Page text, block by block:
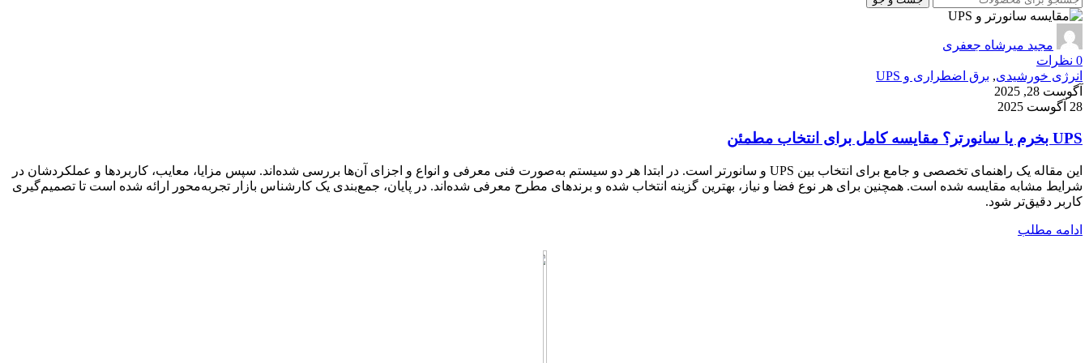
مجید میرشاه جعفری
0 نظرات
انرژی خورشیدی, برق اضطراری و UPS
آگوست 28, 2025
28 آگوست 2025
UPS بخرم یا سانورتر؟ مقایسه کامل برای انتخاب مطمئن
این مقاله یک راهنمای تخصصی و جامع برای انتخاب بین UPS و سانورتر است. در ابتدا هر دو سیستم به‌صورت فنی معرفی و انواع و اجزای آن‌ها بررسی شده‌اند. سپس مزایا، معایب، کاربردها و عملکردشان در
شرایط مشابه مقایسه شده است. همچنین برای هر نوع فضا و نیاز، بهترین گزینه انتخاب شده و برندهای مطرح معرفی شده‌اند. در پایان، جمع‌بندی یک کارشناس بازار تجربه‌محور ارائه شده است تا تصمیم‌گیری
کاربر دقیق‌تر شود.
ادامه مطلب